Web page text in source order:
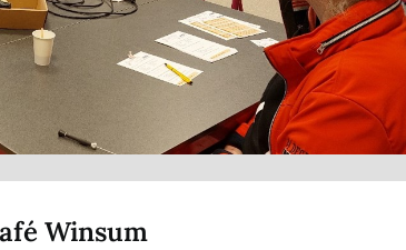
Winsum